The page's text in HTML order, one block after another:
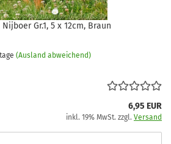
Gr.1, 5 x 12cm, Braun
(Ausland abweichend)
6,95 EUR
inkl. 19% MwSt. zzgl. Versand